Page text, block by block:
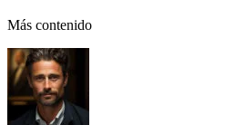
Más contenido